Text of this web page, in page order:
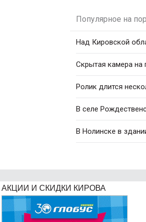
Популярное на
Над Кировской
Скрытая камера на
Ролик длится
В селе
В Нолинске в
АКЦИИ И СКИДКИ КИРОВА